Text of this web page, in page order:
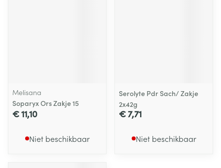
Melisana
Soparyx Ors Zakje 15
€ 11,10
Niet beschikbaar
Serolyte Pdr Sach/ Zakje
2x42g
€ 7,71
Niet beschikbaar